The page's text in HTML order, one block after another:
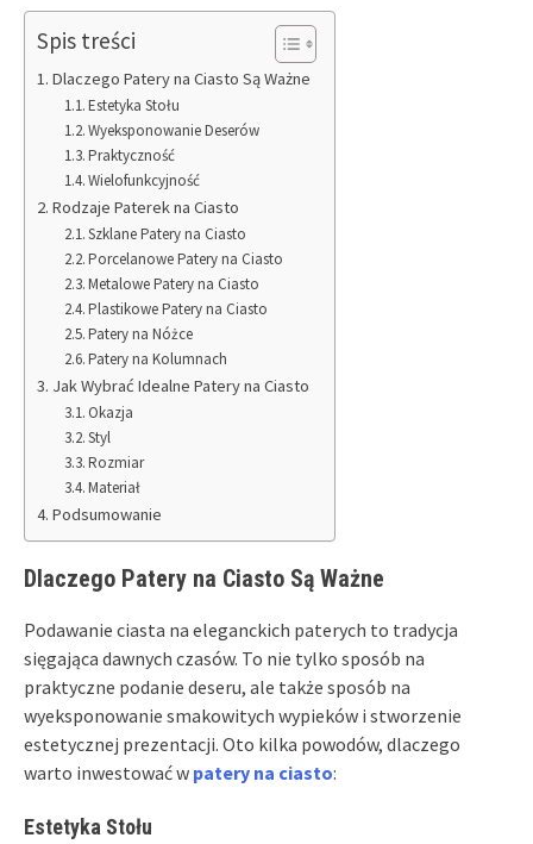
Spis treści
Dlaczego Patery na Ciasto Są Ważne
Estetyka Stołu
Wyeksponowanie Deserów
Praktyczność
Wielofunkcyjność
Rodzaje Paterek na Ciasto
Szklane Patery na Ciasto
Porcelanowe Patery na Ciasto
Metalowe Patery na Ciasto
Plastikowe Patery na Ciasto
Patery na Nóżce
Patery na Kolumnach
Jak Wybrać Idealne Patery na Ciasto
Okazja
Styl
Rozmiar
Materiał
Podsumowanie
Dlaczego Patery na Ciasto Są Ważne
Podawanie ciasta na eleganckich paterych to tradycja
sięgająca dawnych czasów. To nie tylko sposób na
praktyczne podanie deseru, ale także sposób na
wyeksponowanie smakowitych wypieków i stworzenie
estetycznej prezentacji. Oto kilka powodów, dlaczego
warto inwestować w patery na ciasto:
Estetyka Stołu